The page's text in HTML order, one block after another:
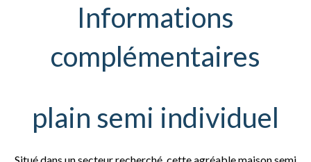
Informations
complémentaires
plain semi individuel